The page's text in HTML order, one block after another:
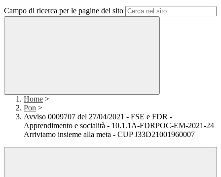
Campo di ricerca per le pagine del sito
Home >
Pon >
Avviso 0009707 del 27/04/2021 - FSE e FDR -
Apprendimento e socialità - 10.1.1A-FDRPOC-EM-2021-24
Arriviamo insieme alla meta - CUP J33D21001960007